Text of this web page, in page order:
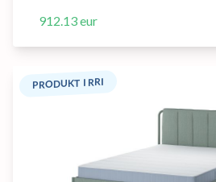
912.13 eur
PRODUKT I RRI